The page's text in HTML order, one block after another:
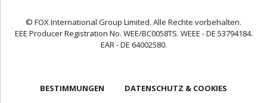
© FOX International Group Limited. Alle Rechte vorbehalten.
EEE Producer Registration No. WEE/BC0058TS. WEEE - DE 53794184.
EAR - DE 64002580.
BESTIMMUNGEN DATENSCHUTZ & COOKIES